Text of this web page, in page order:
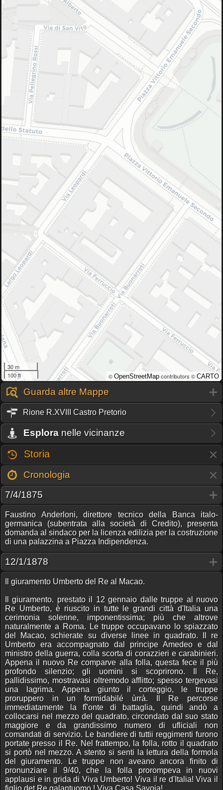
30 m
100 ft
© OpenStreetMap contributors © CARTO
Guarda altre Mappe
Rione R.XVIII Castro Pretorio
Esplora nelle vicinanze
Storia
Cronologia
7/4/1875
Faustino Anderloni, direttore tecnico della Banca italo-
germanica (subentrata alla società di Credito), presenta
domanda al sindaco per la licenza edilizia per la costruzione
di una palazzina a Piazza Indipendenza.
12/1/1878
Il giuramento Umberto del Re al Macao.
Il giuramento. prestato il 12 gennaio dalle truppe al nuovo
Re Umberto, è riuscito in tutte le grandi città d'Italia una
cerimonia solenne, imponentissima; più che altrove
naturalmente a Roma. Le truppe occupavano lo spiazzato
del Macao, schierate su diverse linee in quadrato. Il re
Umberto era accompagnato dal principe Amedeo e dal
ministro della guerra, colla scorta di corazzieri e carabinieri.
Appena il nuovo Re comparve alla folla, questa fece il più
profondo silenzio; gli uomini si scoprirono. Il Re,
pallidissimo, mostravasi oltremodo afflitto; spesso tergevasi
una lagrima. Appena giunto il corteggio, le truppe
proruppero in un formidabilé ùrrà. Il Re percorse
immediatamente la fî'onte di battaglia, quindi andò a
collocarsi nel mezzo del quadrato, circondato dal suo stato
maggiore e da grandissimo numero di ufliciali non
comandati di servizio. Le bandiere di tuttii reggimenti furono
portate presso il Re. Nel frattempo, la folla, rotto il quadrato
si portò nel mezzo. A stento si senti la lettura della formola
del giuramento. Le truppe non aveano ancora finito di
pronunziare il 9/40, che la folla prorompeva in nuovi
applausi e in grida di Viva Umberto! Viva il re d'Italia! Viva il
figlio det Re galantuomo ! Viva Casa Savoia!